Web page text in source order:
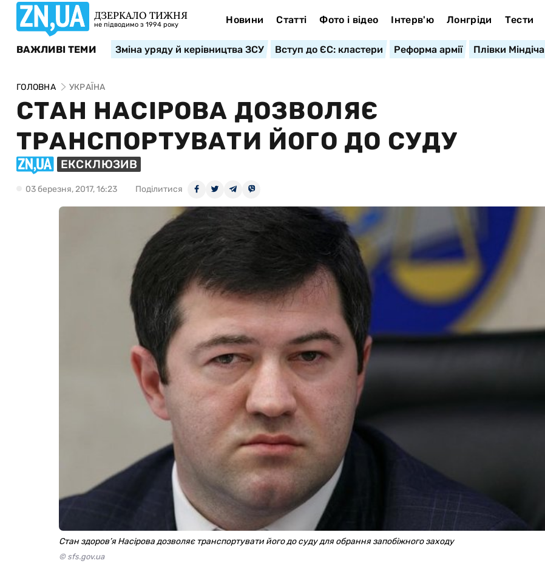
ДЗЕРКАЛО ТИЖНЯ
не підводимо з 1994 року Новини Статті Фото і відео Інтерв'ю Лонгріди Тести
ВАЖЛИВІ ТЕМИ Зміна уряду й керівництва ЗСУ Вступ до ЄС: кластери Реформа армії Плівки Міндіча
ГОЛОВНА УКРАЇНА
СТАН НАСІРОВА ДОЗВОЛЯЄ
ТРАНСПОРТУВАТИ ЙОГО ДО СУДУ
ЕКСКЛЮЗИВ
03 березня, 2017, 16:23 Поділитися
Стан здоров’я Насірова дозволяє транспортувати його до суду для обрання запобіжного заходу
© sfs.gov.ua